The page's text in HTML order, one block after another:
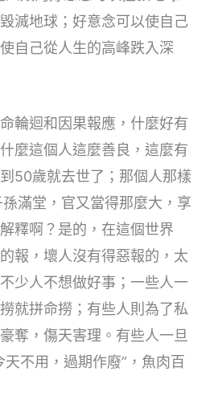
滅地球；好意念可以使自己
自己從人生的高峰跌入深
輪迴和因果報應，什麼好有
麼這個人這麼善良，這麼有
50歲就去世了；那個人那樣
滿堂，官又當得那麼大，享
釋啊？是的，在這個世界
報，壞人沒有得惡報的，太
少人不想做好事；一些人一
就拼命撈；有些人則為了私
奪，傷天害理。有些人一旦
不用，過期作廢”，魚肉百